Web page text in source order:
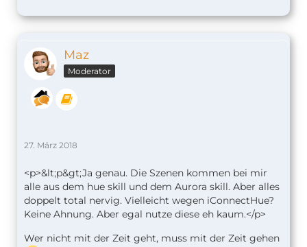
Maz
Moderator
27. März 2018
<p>&lt;p&gt;Ja genau. Die Szenen kommen bei mir
alle aus dem hue skill und dem Aurora skill. Aber alles
doppelt total nervig. Vielleicht wegen iConnectHue?
Keine Ahnung. Aber egal nutze diese eh kaum.</p>
Wer nicht mit der Zeit geht, muss mit der Zeit gehen